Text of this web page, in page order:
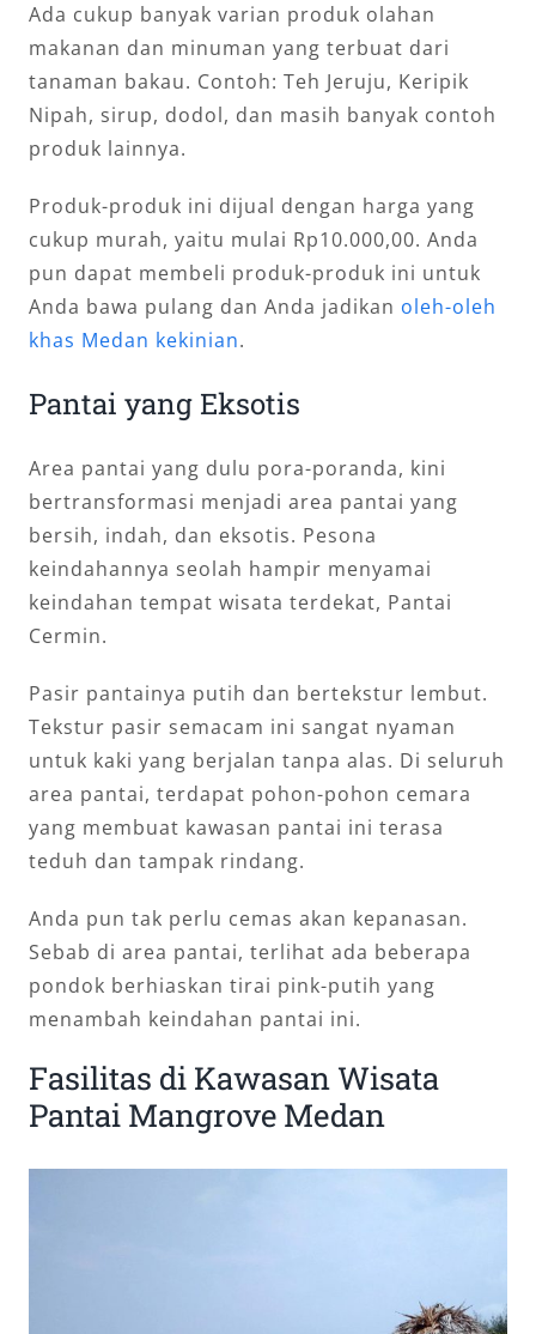
Ada cukup banyak varian produk olahan
makanan dan minuman yang terbuat dari
tanaman bakau. Contoh: Teh Jeruju, Keripik
Nipah, sirup, dodol, dan masih banyak contoh
produk lainnya.
Produk-produk ini dijual dengan harga yang
cukup murah, yaitu mulai Rp10.000,00. Anda
pun dapat membeli produk-produk ini untuk
Anda bawa pulang dan Anda jadikan oleh-oleh
khas Medan kekinian.
Pantai yang Eksotis
Area pantai yang dulu pora-poranda, kini
bertransformasi menjadi area pantai yang
bersih, indah, dan eksotis. Pesona
keindahannya seolah hampir menyamai
keindahan tempat wisata terdekat, Pantai
Cermin.
Pasir pantainya putih dan bertekstur lembut.
Tekstur pasir semacam ini sangat nyaman
untuk kaki yang berjalan tanpa alas. Di seluruh
area pantai, terdapat pohon-pohon cemara
yang membuat kawasan pantai ini terasa
teduh dan tampak rindang.
Anda pun tak perlu cemas akan kepanasan.
Sebab di area pantai, terlihat ada beberapa
pondok berhiaskan tirai pink-putih yang
menambah keindahan pantai ini.
Fasilitas di Kawasan Wisata
Pantai Mangrove Medan